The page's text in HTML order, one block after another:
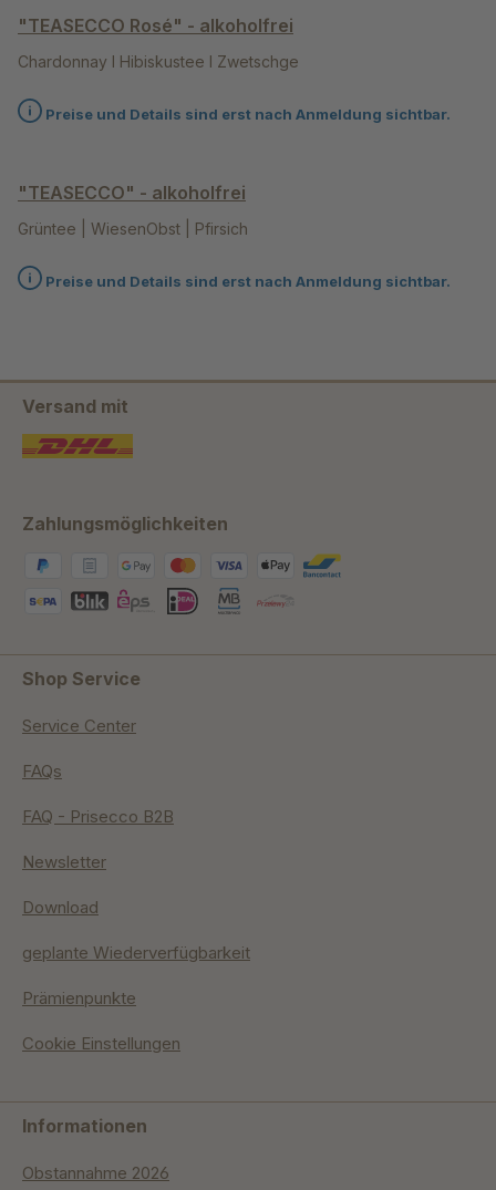
"TEASECCO Rosé" - alkoholfrei
Chardonnay I Hibiskustee I Zwetschge
Preise und Details sind erst nach Anmeldung sichtbar.
"TEASECCO" - alkoholfrei
Grüntee | WiesenObst | Pfirsich
Preise und Details sind erst nach Anmeldung sichtbar.
Versand mit
Zahlungsmöglichkeiten
Shop Service
Service Center
FAQs
FAQ - Prisecco B2B
Newsletter
Download
geplante Wiederverfügbarkeit
Prämienpunkte
Cookie Einstellungen
Informationen
Obstannahme 2026